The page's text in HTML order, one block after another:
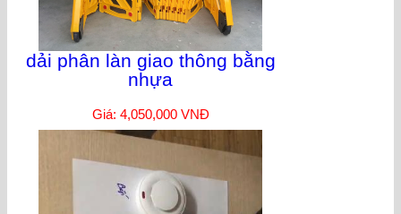
dải phân làn giao thông bằng
nhựa
Giá: 4,050,000 VNĐ